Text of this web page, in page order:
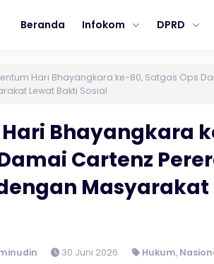
Beranda Infokom DPRD
Hari Bhayangkara ke-80, Satgas Ops
Lewat Bakti Sosial
Bhayangkara
Cartenz
Masyarakat
30 Juni 2026 Hukum,